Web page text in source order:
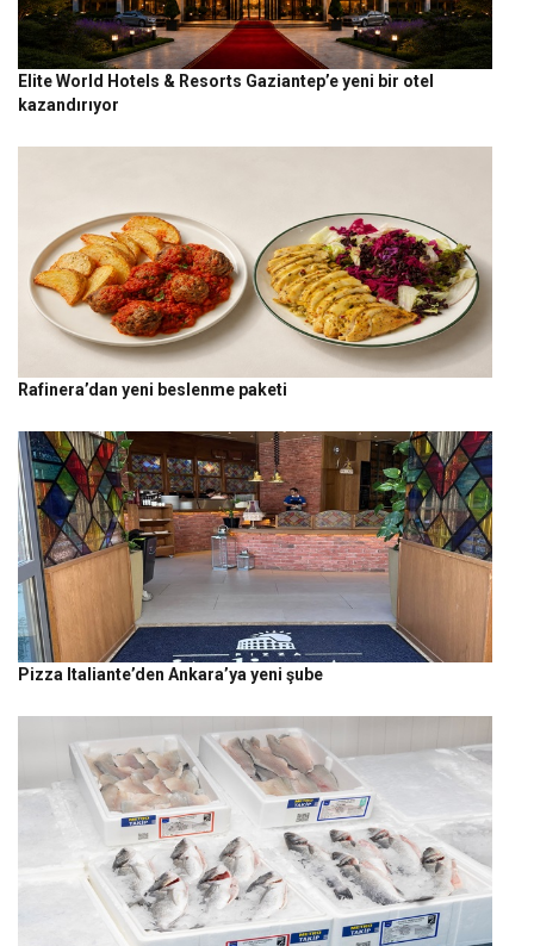
Elite World Hotels & Resorts Gaziantep’e yeni bir otel
kazandırıyor
Rafinera’dan yeni beslenme paketi
Pizza Italiante’den Ankara’ya yeni şube